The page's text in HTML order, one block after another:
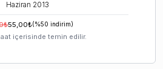
Haziran 2013
₺55,00₺(%50 indirim)
içerisinde temin edilir.